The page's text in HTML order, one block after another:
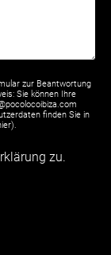
zur Beantwortung
Sie können Ihre
finden Sie in
).
zu.